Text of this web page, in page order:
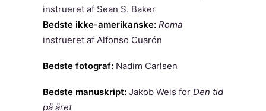
instrueret af Sean S. Baker
Bedste ikke-amerikanske: Roma
instrueret af Alfonso Cuarón
Bedste fotograf: Nadim Carlsen
Bedste manuskript: Jakob Weis for Den tid
på året